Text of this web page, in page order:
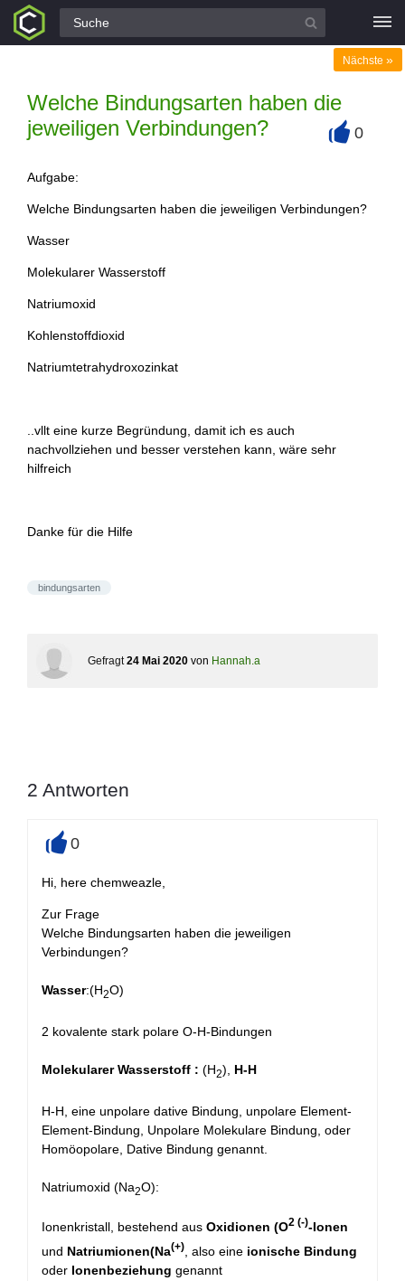
Alle Fragen
Welche Bindungsarten haben die
jeweiligen Verbindungen?
Nächste »
0
Aufgabe:
Welche Bindungsarten haben die jeweiligen Verbindungen?
Wasser
Molekularer Wasserstoff
Natriumoxid
Kohlenstoffdioxid
Natriumtetrahydroxozinkat
..vllt eine kurze Begründung, damit ich es auch
nachvollziehen und besser verstehen kann, wäre sehr
hilfreich
Danke für die Hilfe
bindungsarten
Gefragt 24 Mai 2020 von Hannah.a
2 Antworten
0
Hi, here chemweazle,
Zur Frage
Welche Bindungsarten haben die jeweiligen
Verbindungen?
Wasser:(H2O)
2 kovalente stark polare O-H-Bindungen
Molekularer Wasserstoff : (H2), H-H
H-H, eine unpolare dative Bindung, unpolare Element-
Element-Bindung, Unpolare Molekulare Bindung, oder
Homöopolare, Dative Bindung genannt.
Natriumoxid (Na2O):
Ionenkristall, bestehend aus Oxidionen (O2 (-)-Ionen
und Natriumionen(Na(+) , also eine ionische Bindung
oder Ionenbeziehung genannt